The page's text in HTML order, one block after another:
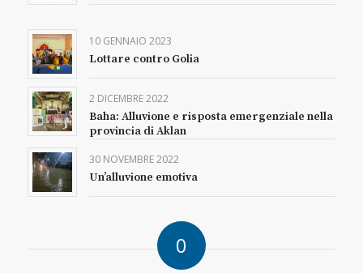
10 GENNAIO 2023
Lottare contro Golia
2 DICEMBRE 2022
Baha: Alluvione e risposta emergenziale nella
provincia di Aklan
30 NOVEMBRE 2022
Un’alluvione emotiva
0